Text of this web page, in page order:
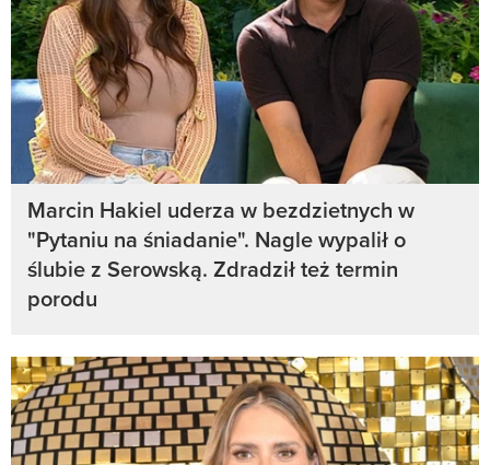
Marcin Hakiel uderza w bezdzietnych w
"Pytaniu na śniadanie". Nagle wypalił o
ślubie z Serowską. Zdradził też termin
porodu